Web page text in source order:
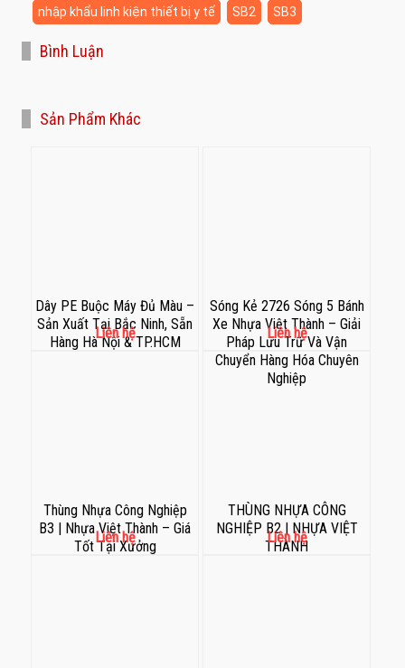
nhập khẩu linh kiện thiết bị y tế SB2 SB3
Bình Luận
Sản Phẩm Khác
Dây PE Buộc Máy Đủ Màu –
Sản Xuất Tại Bắc Ninh, Sẵn
Hàng Hà Nội & TP.HCM
Liên hệ
Sóng Kẻ 2726 Sóng 5 Bánh
Xe Nhựa Việt Thành – Giải
Pháp Lưu Trữ Và Vận
Chuyển Hàng Hóa Chuyên
Nghiệp
Liên hệ
Thùng Nhựa Công Nghiệp
B3 | Nhựa Việt Thành – Giá
Tốt Tại Xưởng
Liên hệ
THÙNG NHỰA CÔNG
NGHIỆP B2 | NHỰA VIỆT
THÀNH
Liên hệ